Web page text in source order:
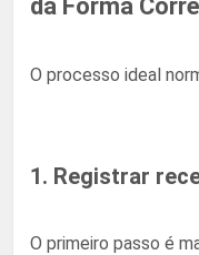
da Forma
O processo ideal
1. Registrar
O primeiro passo é